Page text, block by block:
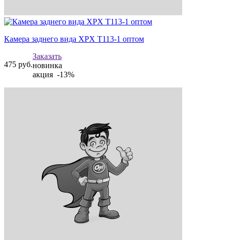
Камера заднего вида XPX T113-1 оптом
475 руб.
Заказать
новинка
акция -13%